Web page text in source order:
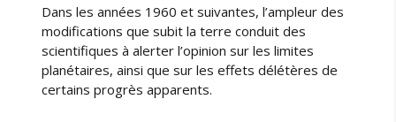
Dans les années 1960 et suivantes, l’ampleur des
modifications que subit la terre conduit des
scientifiques à alerter l’opinion sur les limites
planétaires, ainsi que sur les effets délétères de
certains progrès apparents.